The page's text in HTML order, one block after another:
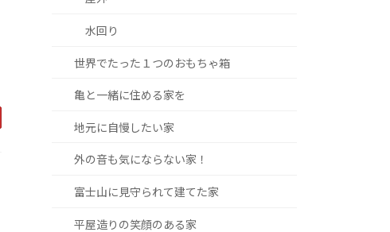
水回り
世界でたった１つのおもちゃ箱
亀と一緒に住める家を
地元に自慢したい家
外の音も気にならない家！
富士山に見守られて建てた家
平屋造りの笑顔のある家